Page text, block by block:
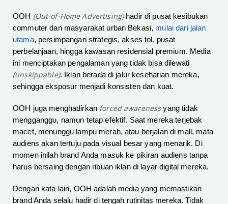
OOH (Out-of-Home Advertising) hadir di pusat kesibukan
commuter dan masyarakat urban Bekasi, mulai dari jalan
utama, persimpangan strategis, akses tol, pusat
perbelanjaan, hingga kawasan residensial premium. Media
ini menciptakan pengalaman yang tidak bisa dilewati
(unskippable). Iklan berada di jalur keseharian mereka,
sehingga eksposur menjadi konsisten dan kuat.
OOH juga menghadirkanforced awarenessyang tidak
mengganggu, namun tetap efektif. Saat mereka terjebak
macet, menunggu lampu merah, atau berjalan di mall, mata
audiens akan tertuju pada visual besar yang menarik. Di
momen inilah brand Anda masuk ke pikiran audiens tanpa
harus bersaing dengan ribuan iklan di layar digital mereka.
Dengan kata lain, OOH adalah media yang memastikan
brand Anda selalu hadir di tengah rutinitas mereka. Tidak